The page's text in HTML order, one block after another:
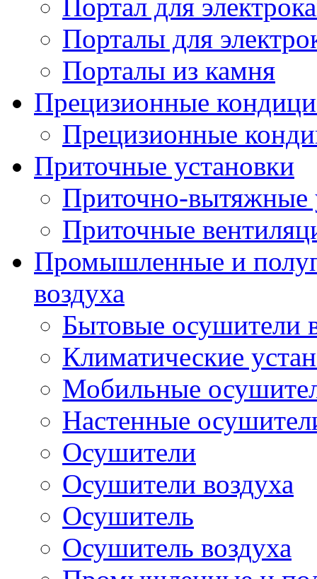
Портал для
Порталы для
Порталы из камня
Прецизионные
Прецизионные
Приточные установки
Приточно-вытяжные
Приточные
Промышленные и
воздуха
Бытовые осушители
Климатические
Мобильные
Настенные
Осушители
Осушители воздуха
Осушитель
Осушитель воздуха